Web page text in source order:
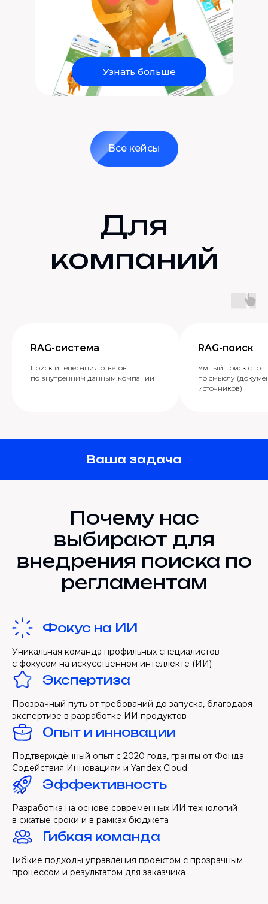
Узнать больше
Все кейсы
Для
компаний
RAG-система
Поиск и генерация ответов
по внутренним данным компании
RAG-поиск
Умный поиск с
по смыслу
источников)
Ваша задача
Почему нас
выбирают для
внедрения поиска по
регламентам
Фокус на ИИ
Уникальная команда профильных специалистов
с фокусом на искусственном интеллекте (ИИ)
Экспертиза
Прозрачный путь от требований до запуска, благодаря
экспертизе в разработке ИИ продуктов
Опыт и инновации
Подтверждённый опыт с 2020 года, гранты от Фонда
Содействия Инновациям и Yandex Cloud
Эффективность
Разработка на основе современных ИИ технологий
в сжатые сроки и в рамках бюджета
Гибкая команда
Гибкие подходы управления проектом с прозрачным
процессом и результатом для заказчика